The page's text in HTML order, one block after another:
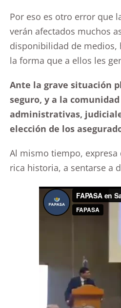
Por eso es otro error que
verán afectados muchos
disponibilidad de medios,
la forma que a ellos les
Ante la grave situación
seguro, y a la
administrativas,
elección de los
Al mismo tiempo,
rica historia, a sentarse a